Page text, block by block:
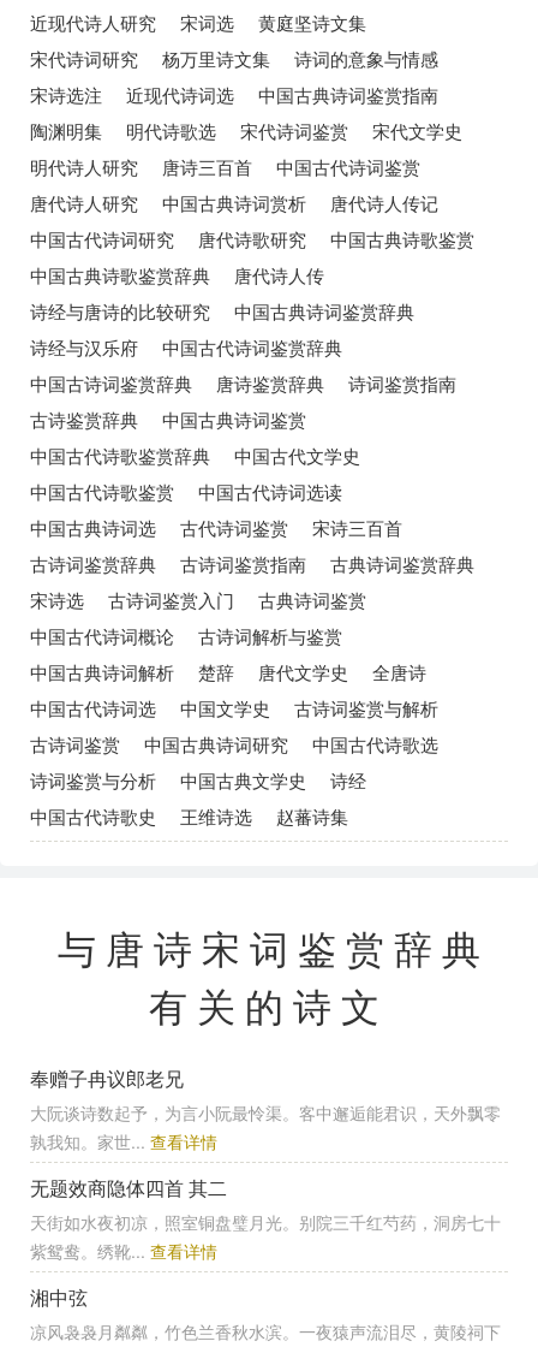
近现代诗人研究
宋词选
黄庭坚诗文集
宋代诗词研究
杨万里诗文集
诗词的意象与情感
宋诗选注
近现代诗词选
中国古典诗词鉴赏指南
陶渊明集
明代诗歌选 宋代诗词鉴赏
宋代文学史
明代诗人研究
唐诗三百首
中国古代诗词鉴赏
唐代诗人研究
中国古典诗词赏析
唐代诗人传记
中国古代诗词研究
唐代诗歌研究
中国古典诗歌鉴赏
中国古典诗歌鉴赏辞典
唐代诗人传
诗经与唐诗的比较研究
中国古典诗词鉴赏辞典
诗经与汉乐府
中国古代诗词鉴赏辞典
中国古诗词鉴赏辞典
唐诗鉴赏辞典
诗词鉴赏指南
古诗鉴赏辞典
中国古典诗词鉴赏
中国古代诗歌鉴赏辞典
中国古代文学史
中国古代诗歌鉴赏
中国古代诗词选读
中国古典诗词选
古代诗词鉴赏
宋诗三百首
古诗词鉴赏辞典
古诗词鉴赏指南
古典诗词鉴赏辞典
宋诗选
古诗词鉴赏入门
古典诗词鉴赏
中国古代诗词概论
古诗词解析与鉴赏
中国古典诗词解析
楚辞 唐代文学史
全唐诗
中国古代诗词选
中国文学史
古诗词鉴赏与解析
古诗词鉴赏
中国古典诗词研究
中国古代诗歌选
诗词鉴赏与分析
中国古典文学史
诗经
中国古代诗歌史
王维诗选 赵蕃诗集
与唐诗宋词鉴赏辞典
有关的诗文
奉赠子冉议郎老兄
大阮谈诗数起予，为言小阮最怜渠。客中邂逅能君识，天外飘零
孰我知。家世... 查看详情
无题效商隐体四首 其二
天街如水夜初凉，照室铜盘璧月光。别院三千红芍药，洞房七十
紫鸳鸯。绣靴... 查看详情
湘中弦
凉风袅袅月粼粼，竹色兰香秋水滨。一夜猿声流泪尽，黄陵祠下